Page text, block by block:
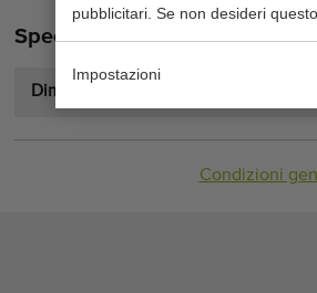
pubblicitari. Se non desideri
Impostazioni
Specifiche tecniche:
Dimensioni:
Condizioni